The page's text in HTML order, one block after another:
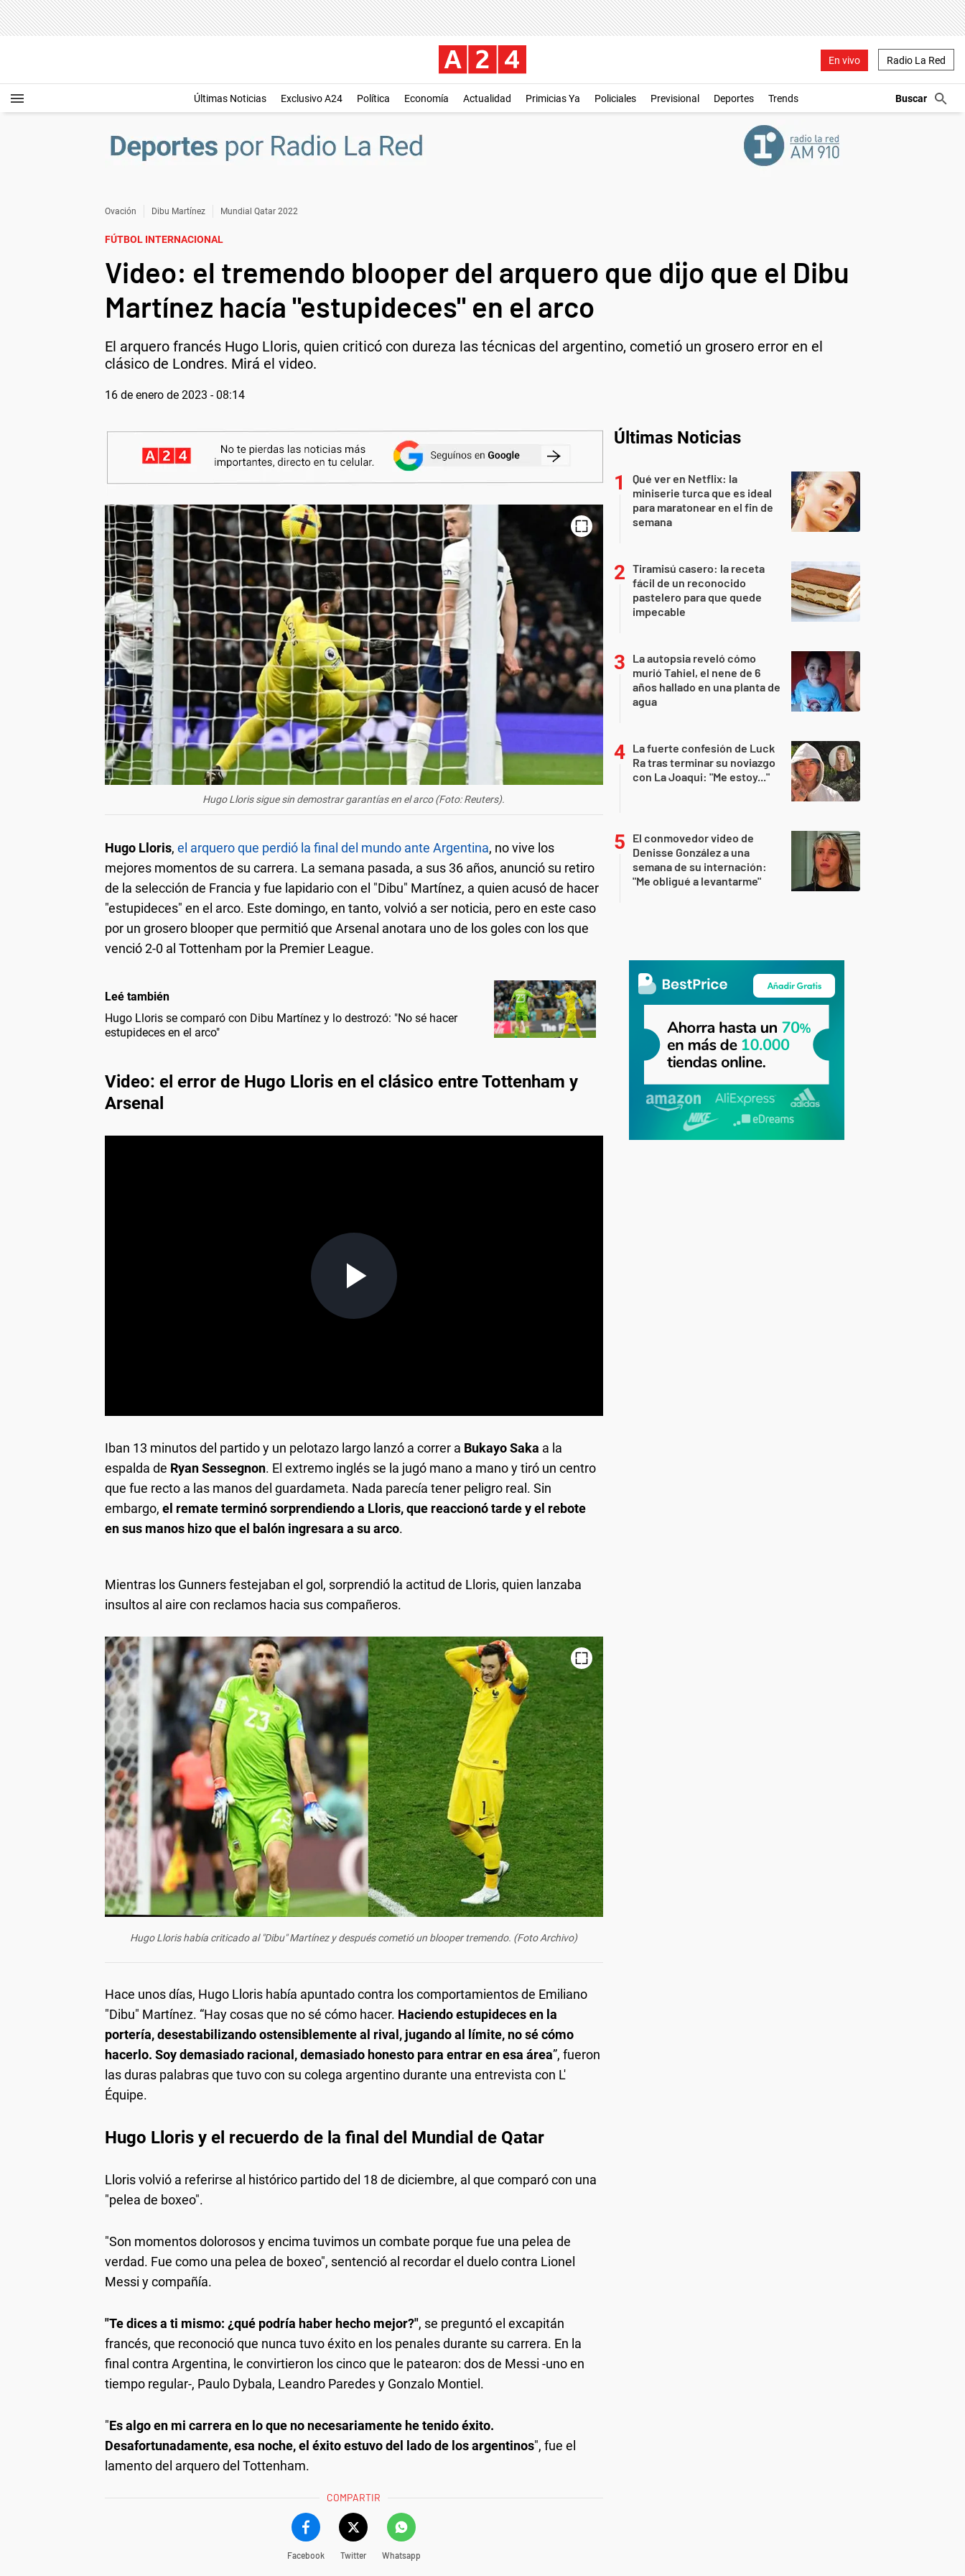
En vivo Radio La Red
Últimas Noticias Exclusivo A24 Política Economía Actualidad Primicias Ya Policiales Previsional Deportes Trends
Ovación Dibu Martínez Mundial Qatar 2022
FÚTBOL INTERNACIONAL
Video: el tremendo blooper del arquero que dijo que el Dibu
Martínez hacía "estupideces" en el arco
El arquero francés Hugo Lloris, quien criticó con dureza las técnicas del argentino, cometió un grosero error en el
clásico de Londres. Mirá el video.
16 de enero de 2023 - 08:14
Hugo Lloris sigue sin demostrar garantías en el arco (Foto: Reuters).
Hugo Lloris, el arquero que perdió la final del mundo ante Argentina, no vive los
mejores momentos de su carrera. La semana pasada, a sus 36 años, anunció su retiro
de la selección de Francia y fue lapidario con el "Dibu" Martínez, a quien acusó de hacer
"estupideces" en el arco. Este domingo, en tanto, volvió a ser noticia, pero en este caso
por un grosero blooper que permitió que Arsenal anotara uno de los goles con los que
venció 2-0 al Tottenham por la Premier League.
Leé también
Hugo Lloris se comparó con Dibu Martínez y lo destrozó: "No sé hacer
estupideces en el arco"
Video: el error de Hugo Lloris en el clásico entre Tottenham y
Arsenal
Iban 13 minutos del partido y un pelotazo largo lanzó a correr a Bukayo Saka a la
espalda de Ryan Sessegnon. El extremo inglés se la jugó mano a mano y tiró un centro
que fue recto a las manos del guardameta. Nada parecía tener peligro real. Sin
embargo, el remate terminó sorprendiendo a Lloris, que reaccionó tarde y el rebote
en sus manos hizo que el balón ingresara a su arco.
Mientras los Gunners festejaban el gol, sorprendió la actitud de Lloris, quien lanzaba
insultos al aire con reclamos hacia sus compañeros.
Hugo Lloris había criticado al "Dibu" Martínez y después cometió un blooper tremendo. (Foto Archivo)
Hace unos días, Hugo Lloris había apuntado contra los comportamientos de Emiliano
"Dibu" Martínez. “Hay cosas que no sé cómo hacer. Haciendo estupideces en la
portería, desestabilizando ostensiblemente al rival, jugando al límite, no sé cómo
hacerlo. Soy demasiado racional, demasiado honesto para entrar en esa área”, fueron
las duras palabras que tuvo con su colega argentino durante una entrevista con L'
Équipe.
Hugo Lloris y el recuerdo de la final del Mundial de Qatar
Lloris volvió a referirse al histórico partido del 18 de diciembre, al que comparó con una
"pelea de boxeo".
"Son momentos dolorosos y encima tuvimos un combate porque fue una pelea de
verdad. Fue como una pelea de boxeo", sentenció al recordar el duelo contra Lionel
Messi y compañía.
"Te dices a ti mismo: ¿qué podría haber hecho mejor?", se preguntó el excapitán
francés, que reconoció que nunca tuvo éxito en los penales durante su carrera. En la
final contra Argentina, le convirtieron los cinco que le patearon: dos de Messi -uno en
tiempo regular-, Paulo Dybala, Leandro Paredes y Gonzalo Montiel.
"Es algo en mi carrera en lo que no necesariamente he tenido éxito.
Desafortunadamente, esa noche, el éxito estuvo del lado de los argentinos", fue el
lamento del arquero del Tottenham.
COMPARTIR
Facebook Twitter Whatsapp
Últimas Noticias
Qué ver en Netflix: la
miniserie turca que es ideal
para maratonear en el fin de
semana
Tiramisú casero: la receta
fácil de un reconocido
pastelero para que quede
impecable
La autopsia reveló cómo
murió Tahiel, el nene de 6
años hallado en una planta de
agua
La fuerte confesión de Luck
Ra tras terminar su noviazgo
con La Joaqui: "Me estoy..."
El conmovedor video de
Denisse González a una
semana de su internación:
"Me obligué a levantarme"